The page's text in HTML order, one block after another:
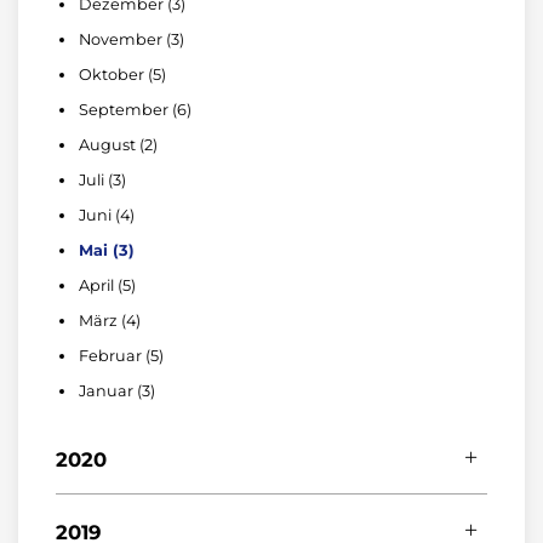
März (2)
Februar (2)
Januar (4)
Mai (3)
April (4)
März (9)
Februar (1)
Januar (4)
Juli (6)
Juni (3)
Mai (5)
März (7)
Februar (3)
Januar (3)
September (4)
Juni (3)
Mai (3)
April (6)
März (5)
Februar (3)
Januar (2)
Dezember (3)
November (3)
Oktober (5)
September (6)
August (2)
Juli (3)
Juni (4)
Mai (3)
April (5)
März (4)
Februar (5)
Januar (3)
2020
2019